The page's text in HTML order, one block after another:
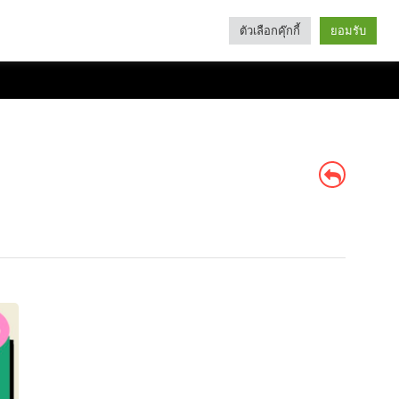
Categories
ตัวเลือกคุ๊กกี้ ยอมรับ